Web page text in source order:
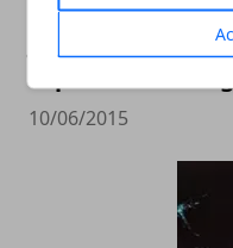
Jurassic World,
10/06/2015